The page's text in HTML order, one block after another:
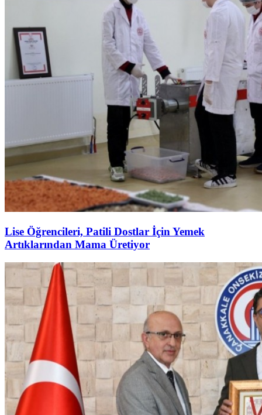
Lise Öğrencileri, Patili Dostlar İçin Yemek
Artıklarından Mama Üretiyor